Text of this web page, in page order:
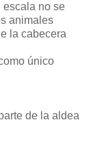
escala no se
animales
la cabecera
único
de la aldea